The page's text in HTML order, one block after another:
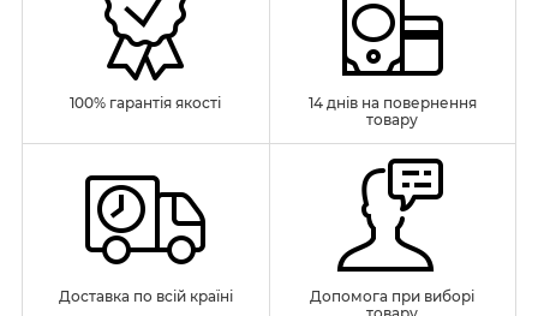
100% гарантія якості
14 днів на повернення
товару
Доставка по всій країні
Допомога при виборі